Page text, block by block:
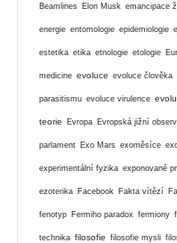
Beamlines Elon Musk emancipace
energie entomologie epidemiologie
estetika etika etnologie etologie
medicine evoluce evoluce člověka
parasitismu evoluce virulence
teorie Evropa Evropská jižní
parlament Exo Mars exoměsíce
experimentální fyzika exponované
ezoterika Facebook Fakta vítězí
fenotyp Fermiho paradox fermiony
technika filosofie filosofie mysli